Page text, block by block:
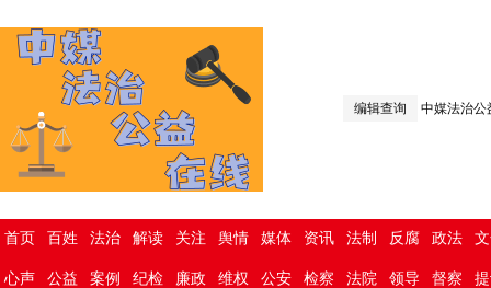
编辑查询 中媒法治公
首页 百姓 法治 解读 关注 舆情 媒体 资讯 法制 反腐 政法
心声 公益 案例 纪检 廉政 维权 公安 检察 法院 领导 督察